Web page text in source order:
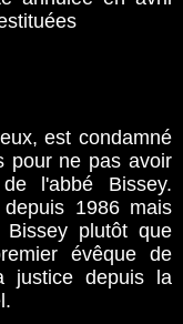
est condamné
pour ne pas avoir
l'abbé Bissey.
1986 mais
plutôt que
évêque de
justice depuis la